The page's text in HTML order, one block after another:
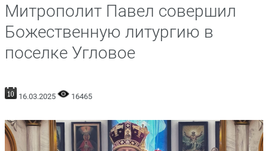
Митрополит Павел совершил
Божественную литургию в
поселке Угловое
16.03.2025 16465